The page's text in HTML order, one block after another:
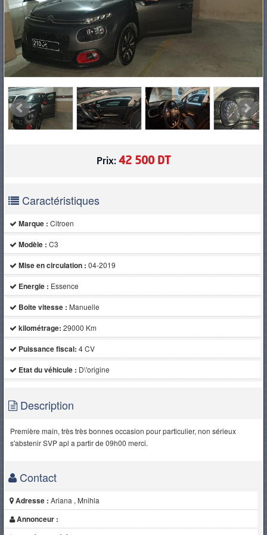
Prix: 42 500 DT
Caractéristiques
Marque : Citroen
Modèle : C3
Mise en circulation : 04-2019
Energie : Essence
Boite vitesse : Manuelle
kilométrage: 29000 Km
Puissance fiscal: 4 CV
Etat du véhicule : D\'origine
Description
Première main, très très bonnes occasion pour particulier, non sérieux
s'abstenir SVP apl a partir de 09h00 merci.
Contact
Adresse : Ariana , Mnihla
Annonceur :
PNEUS